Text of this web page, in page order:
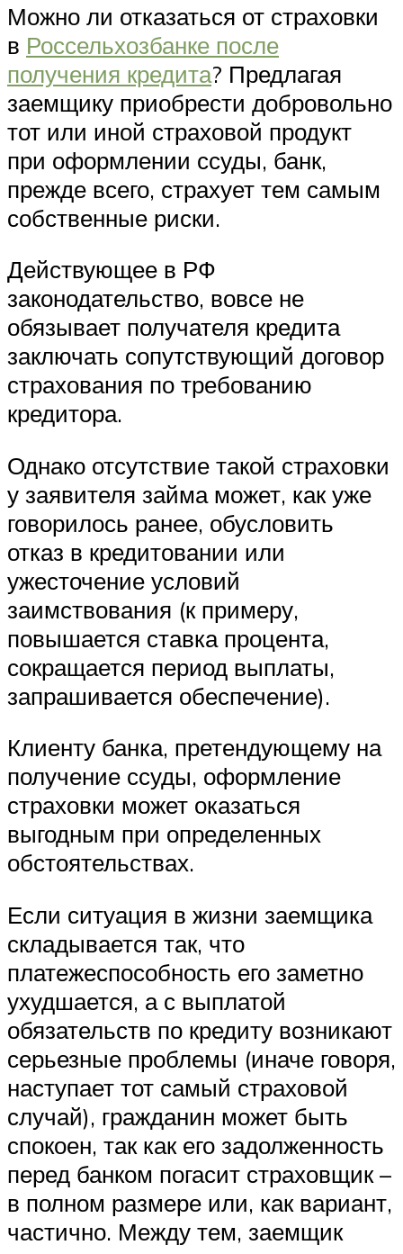
Можно ли отказаться от страховки
в Россельхозбанке после
получения кредита? Предлагая
заемщику приобрести добровольно
тот или иной страховой продукт
при оформлении ссуды, банк,
прежде всего, страхует тем самым
собственные риски.
Действующее в РФ
законодательство, вовсе не
обязывает получателя кредита
заключать сопутствующий договор
страхования по требованию
кредитора.
Однако отсутствие такой страховки
у заявителя займа может, как уже
говорилось ранее, обусловить
отказ в кредитовании или
ужесточение условий
заимствования (к примеру,
повышается ставка процента,
сокращается период выплаты,
запрашивается обеспечение).
Клиенту банка, претендующему на
получение ссуды, оформление
страховки может оказаться
выгодным при определенных
обстоятельствах.
Если ситуация в жизни заемщика
складывается так, что
платежеспособность его заметно
ухудшается, а с выплатой
обязательств по кредиту возникают
серьезные проблемы (иначе говоря,
наступает тот самый страховой
случай), гражданин может быть
спокоен, так как его задолженность
перед банком погасит страховщик –
в полном размере или, как вариант,
частично. Между тем, заемщик